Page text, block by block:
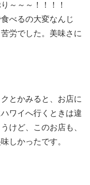
～～～！！！！
べるの大変なんじ
労でした。美味さに
とかみると、お店に
ワイへ行くときは違
けど、このお店も、
しかったです。